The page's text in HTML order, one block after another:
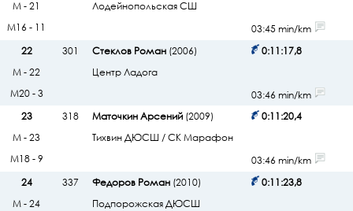
Лодейнопольская СШ
М - 21
М16 - 11
03:45 min/km
22
301 Стеклов Роман(2006)
Центр Ладога
0:11:17,8
М - 22
М20 - 3
03:46 min/km
23
318 Маточкин Арсений(2009)
Тихвин ДЮСШ / СК Марафон
0:11:20,4
М - 23
М18 - 9
03:46 min/km
24
337 Федоров Роман(2010)
Подпорожская ДЮСШ
0:11:23,8
М - 24